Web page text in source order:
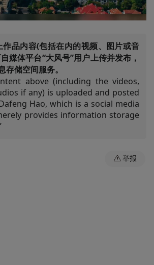
04:00
作品内容(包括在内的视频、图片或音
媒体平台“大风号”用户上传并发布，
存储空间服务。
above (including the videos,
if any) is uploaded and posted
Hao, which is a social media
provides information storage
举报